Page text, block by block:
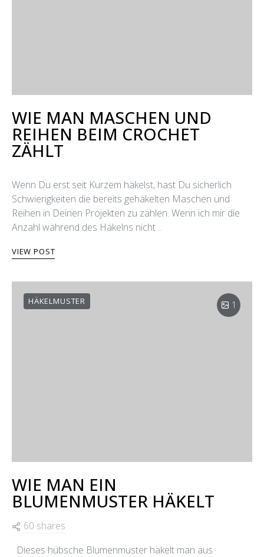
WIE MAN MASCHEN UND
REIHEN BEIM CROCHET
ZÄHLT
Wenn Du erst seit Kurzem häkelst, hast Du sicherlich
Schwierigkeiten die bereits gehäkelten Maschen und
Reihen in Deinen Projekten zu zählen. Wenn ich mir die
Anzahl während des Häkelns nicht…
VIEW POST
HÄKELMUSTER 1
WIE MAN EIN
BLUMENMUSTER HÄKELT
60 shares
Dieses hübsche Blumenmuster häkelt man aus